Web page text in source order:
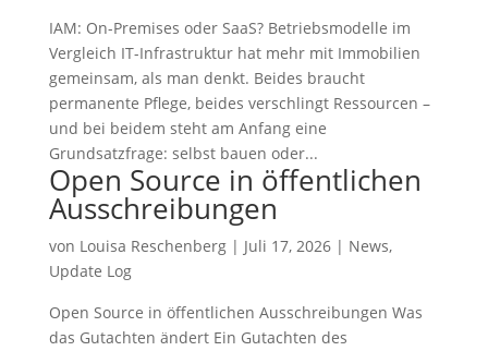
IAM: On-Premises oder SaaS? Betriebsmodelle im
Vergleich IT-Infrastruktur hat mehr mit Immobilien
gemeinsam, als man denkt. Beides braucht
permanente Pflege, beides verschlingt Ressourcen –
und bei beidem steht am Anfang eine
Grundsatzfrage: selbst bauen oder...
Open Source in öffentlichen
Ausschreibungen
von Louisa Reschenberg| Juli 17, 2026| News,
Update Log
Open Source in öffentlichen Ausschreibungen Was
das Gutachten ändert Ein Gutachten des